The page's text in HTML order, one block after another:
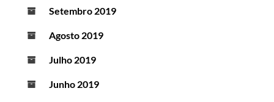
Setembro 2019
Agosto 2019
Julho 2019
Junho 2019